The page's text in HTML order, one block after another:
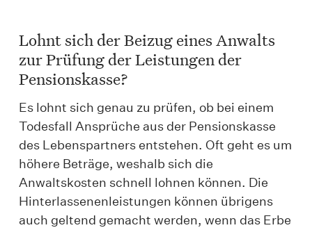
Lohnt sich der Beizug eines Anwalts
zur Prüfung der Leistungen der
Pensionskasse?
Es lohnt sich genau zu prüfen, ob bei einem
Todesfall Ansprüche aus der Pensionskasse
des Lebenspartners entstehen. Oft geht es um
höhere Beträge, weshalb sich die
Anwaltskosten schnell lohnen können. Die
Hinterlassenenleistungen können übrigens
auch geltend gemacht werden, wenn das Erbe